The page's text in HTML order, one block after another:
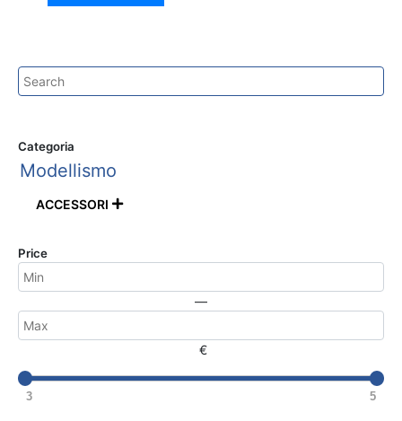
Categoria
Modellismo
ACCESSORI 
Price
—
€
3 5